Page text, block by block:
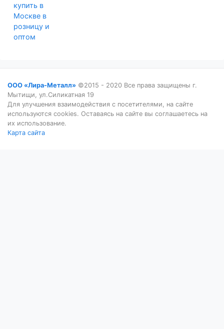
купить в
Москве в
розницу и
оптом
ООО «Лира-Металл» ©2015 - 2020 Все права защищены г.
Мытищи, ул.Силикатная 19
Для улучшения взаимодействия с посетителями, на сайте
используются cookies. Оставаясь на сайте вы соглашаетесь на
их использование.
Карта сайта